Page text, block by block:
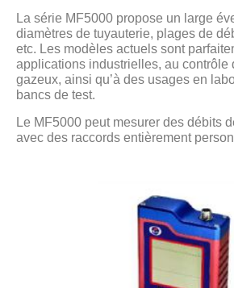
La série MF5000 propose un large
diamètres de tuyauterie, plages de
etc. Les modèles actuels sont
applications industrielles, au contrôle
gazeux, ainsi qu’à des usages en
bancs de test.
Le MF5000 peut mesurer des débits
avec des raccords entièrement